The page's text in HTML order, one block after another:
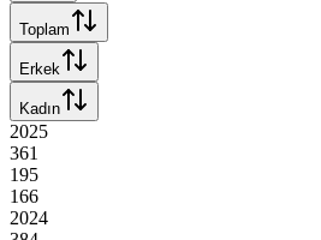
Toplam
Erkek
Kadın
2025
361
195
166
2024